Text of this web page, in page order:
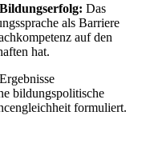
Das
als Barriere
auf den
hat.
bildungspolitische
formuliert.